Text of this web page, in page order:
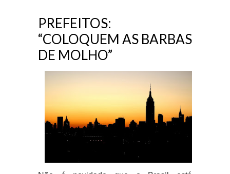
PREFEITOS:
“COLOQUEM AS BARBAS
DE MOLHO”